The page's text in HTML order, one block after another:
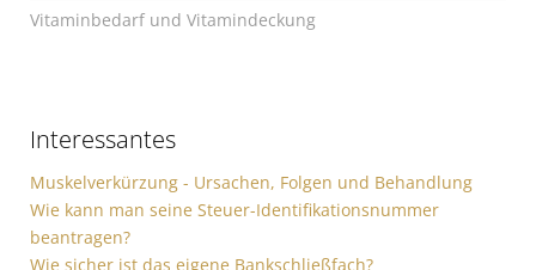
Vitaminbedarf und Vitamindeckung
Interessantes
Muskelverkürzung - Ursachen, Folgen und Behandlung
Wie kann man seine Steuer-Identifikationsnummer
beantragen?
Wie sicher ist das eigene Bankschließfach?